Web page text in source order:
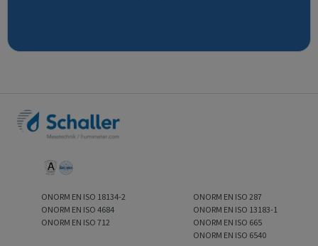
ONORM EN ISO 18134-2
ONORM EN ISO 4684
ONORM EN ISO 712
ONORM EN ISO 287
ONORM EN ISO 13183-1
ONORM EN ISO 665
ONORM EN ISO 6540